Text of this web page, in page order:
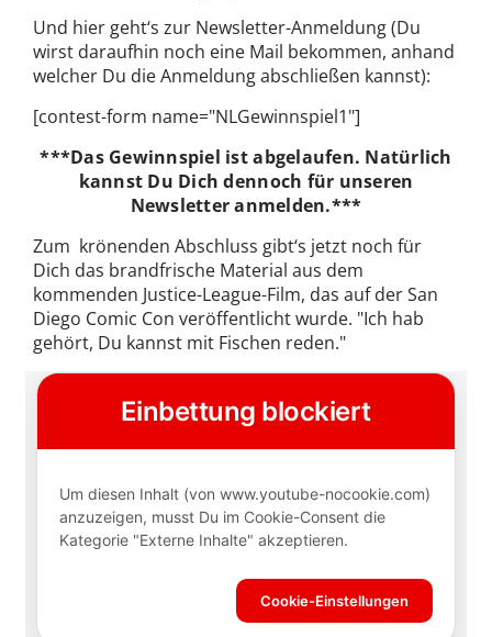
Und hier geht‘s zur Newsletter-Anmeldung (Du
wirst daraufhin noch eine Mail bekommen, anhand
welcher Du die Anmeldung abschließen kannst):
[contest-form name="NLGewinnspiel1"]
***Das Gewinnspiel ist abgelaufen. Natürlich
kannst Du Dich dennoch für unseren
Newsletter anmelden.***
Zum krönenden Abschluss gibt‘s jetzt noch für
Dich das brandfrische Material aus dem
kommenden Justice-League-Film, das auf der San
Diego Comic Con veröffentlicht wurde. "Ich hab
gehört, Du kannst mit Fischen reden."